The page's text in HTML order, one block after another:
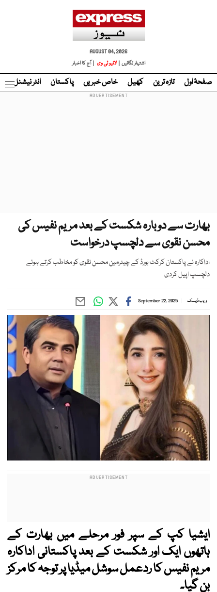
AUGUST 04, 2026
اشتہار لگائیں |
لائیو ٹی وی | آج کا اخبار
صفحۂ اول تازہ ترین کھیل خاص خبریں پاکستان انٹر نیشنل
بھارت سے دوبارہ شکست کے بعد مریم نفیس کی
محسن نقوی سے دلچسپ درخواست
اداکارہ نے پاکستان کرکٹ بورڈ کے چیئرمین محسن نقوی کو مخاطب کرتے ہوئے
دلچسپ اپیل کردی
ویب ڈیسک September 22, 2025
ایشیا کپ کے سپر فور مرحلے میں بھارت کے
ہاتھوں ایک اور شکست کے بعد پاکستانی اداکارہ
مریم نفیس کا ردعمل سوشل میڈیا پر توجہ کا مرکز
بن گیا۔